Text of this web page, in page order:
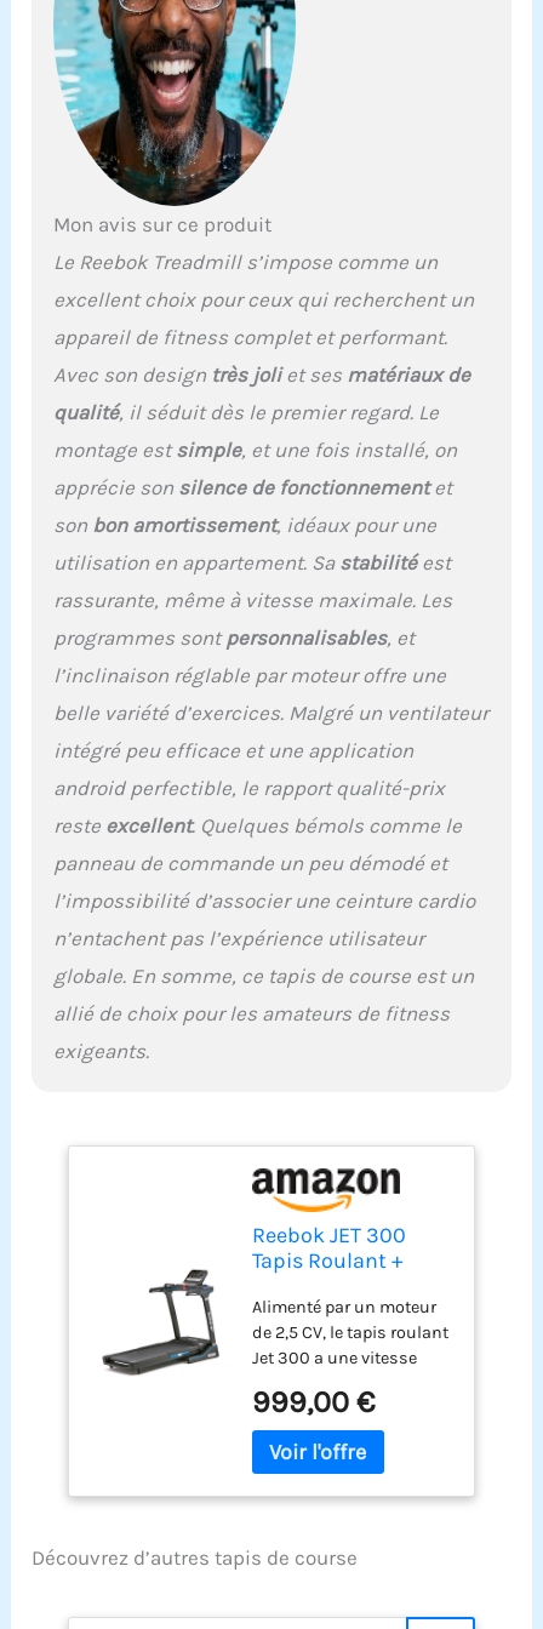
plus confortable Pour
que vous soyez motivé et
motivé, la console du
tapis roulant peut vous
offrir jusqu'à 24
programmes de remise
entraîneurs pour vous
faire passer d'un jogging
doux à une montée de
colline Téléchargez et
synchronisez
l'application Reebok
Fitness avec votre
nouveau tapis roulant
pour suivre vos progrès,
définir des parcours de
course réels et voir
répond aux conditions
du parcours que vous
standard de 10 ans sur le
moteur, le cadre à vie et
la main-d'œuvre ;
instructions de montage
d'assistance
téléphonique et de chat
si vous avez besoin
d'aide
Mon avis sur ce produit
Le Reebok Treadmill s’impose comme un
excellent choix pour ceux qui recherchent un
appareil de fitness complet et performant.
Avec son design très joliet ses matériaux de
qualité, il séduit dès le premier regard. Le
montage estsimple, et une fois installé, on
apprécie son silence de fonctionnementet
son bon amortissement, idéaux pour une
utilisation en appartement. Sa stabilitéest
rassurante, même à vitesse maximale. Les
programmes sont personnalisables, et
l’inclinaison réglable par moteur offre une
belle variété d’exercices. Malgré un ventilateur
intégré peu efficace et une application
android perfectible, le rapport qualité-prix
reste excellent. Quelques bémols comme le
panneau de commande un peu démodé et
l’impossibilité d’associer une ceinture cardio
n’entachent pas l’expérience utilisateur
globale. En somme, ce tapis de course est un
allié de choix pour les amateurs de fitness
exigeants.
Reebok JET 300
Tapis Roulant +
Alimenté par un moteur
de 2,5 CV, le tapis roulant
Jet 300 a une vitesse
mph) ; l'intensité de la
course peut être encore
améliorée par les 15
Air Motion intégré dans le
l'impact de votre coup de
999,00 €
Découvrez d’autres tapis de course